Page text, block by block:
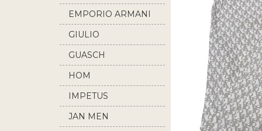
EMPORIO ARMANI
GIULIO
GUASCH
HOM
IMPETUS
JAN MEN